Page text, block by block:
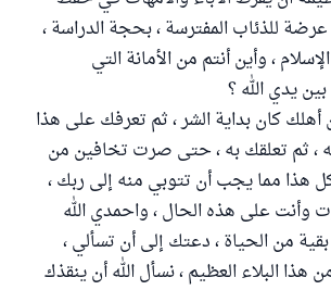
للذئاب المفترسة ، بحجة الدراسة ،
، وأين أنتم من الأمانة التي
يدي الله ؟
كان بداية الشر ، ثم تعرفك على هذا
، ثم تعلقك به ، حتى صرت تخافين من
هذا مما يجب أن تتوبي منه إلى ربك ،
وأنت على هذه الحال ، واحمدي الله
من الحياة ، دعتك إلى أن تسألي ،
البلاء العظيم ، نسأل الله أن ينقذك